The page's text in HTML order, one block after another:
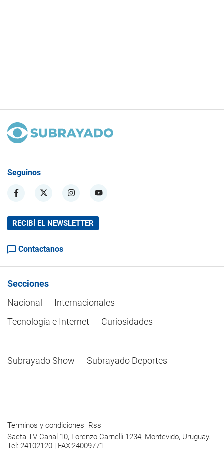
Seguinos
RECIBÍ EL NEWSLETTER
Contactanos
Secciones
Nacional
Internacionales
Tecnología e Internet
Curiosidades
Subrayado Show Subrayado Deportes
Terminos y condiciones Rss
Saeta TV Canal 10, Lorenzo Carnelli 1234, Montevido, Uruguay.
Tel: 24102120 | FAX:24009771